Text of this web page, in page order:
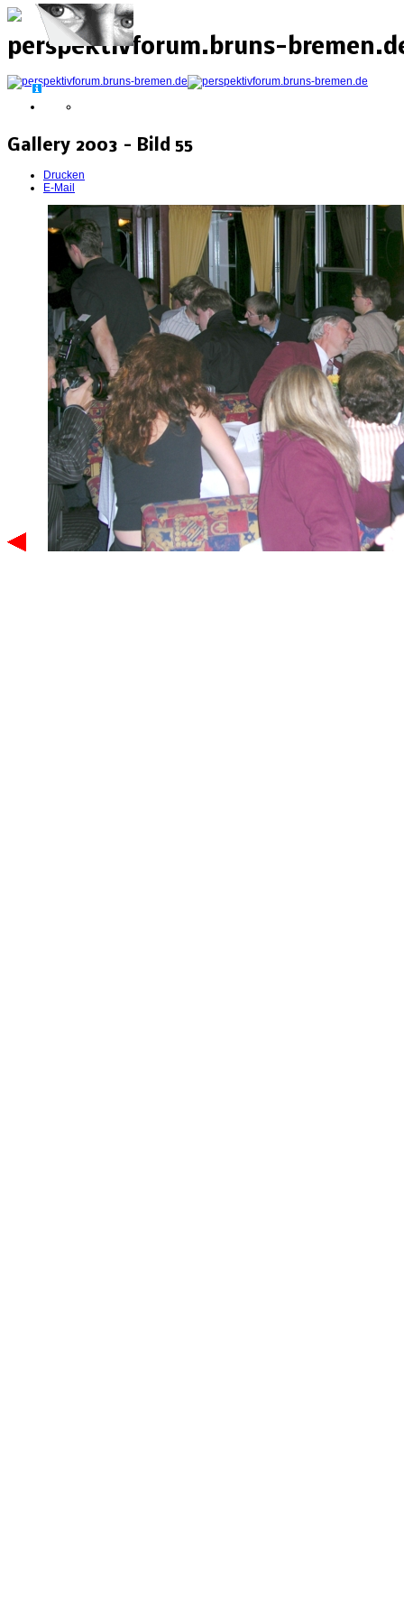
perspektivforum.bruns-
Gallery 2003 - Bild 55
Drucken
E-Mail